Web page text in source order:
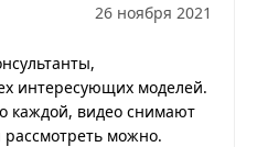
26 ноября 2021
интересующих моделей.
каждой, видео снимают
рассмотреть можно.